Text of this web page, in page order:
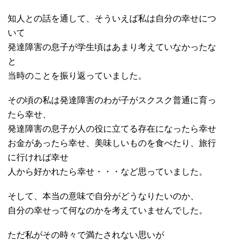
知人との話を通して、そういえば私は自分の幸せにつ
いて
発達障害の息子が学生頃はあまり考えていなかったな
と
当時のことを振り返っていました。
その頃の私は発達障害のわが子がスクスク普通に育っ
たら幸せ、
発達障害の息子が人の役に立てる存在になったら幸せ
お金があったら幸せ、美味しいものを食べたり、旅行
に行ければ幸せ
人から好かれたら幸せ・・・など思っていました。
そして、本当の意味で自分がどうなりたいのか、
自分の幸せって何なのかを考えていませんでした。
ただ私がその時々で満たされない思いが